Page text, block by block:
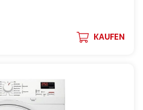
KAUFEN